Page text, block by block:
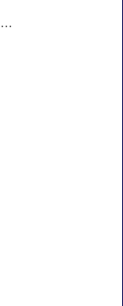
Spuitbus 400 ml Ral 5010, Gentiaanblauw Hoogglans of Mat Staffelkorting !